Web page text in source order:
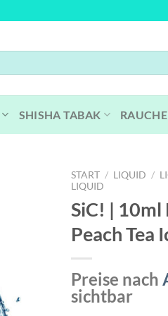
SHISHA TABAK
START / LIQUID /
LIQUID
SiC! | 10ml
Peach Tea
Preise nach
sichtbar